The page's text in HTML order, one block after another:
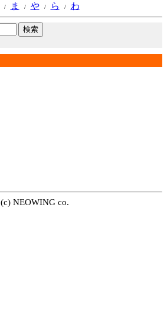
/ ま / や / ら / わ
(c) NEOWING co.